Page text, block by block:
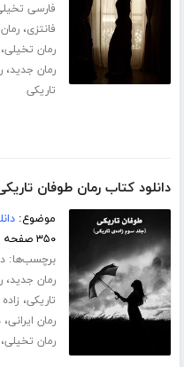
فارسی
فانتزی،
رمان تخیلی
رمان جدید،
تاریکی
دانلود کتاب رمان طوفان
موضوع:
۳۵۰ صفحه
برچسب‌ها:
رمان جدید،
تاریکی،
رمان ایرانی،
رمان تخیلی